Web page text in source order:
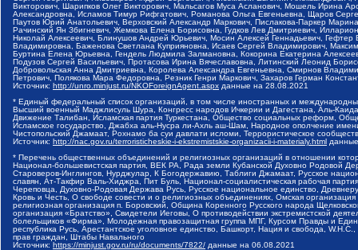
Викторович, Шарипков Олег Викторович, Мальсагов Муса Асланович, Мошель Ирина
Александровна, Исламов Тимур Рифгатович, Романова Ольга Евгеньевна, Щаров
Паутов Юрий Анатольевич, Верховский Александр Маркович, Пислакова-Паркер
Рачинский Ян Збигневич, Жемкова Елена Борисовна, Гудков Лев Дмитриевич,
Николай Алексеевич, Блинушов Андрей Юрьевич, Мосин Алексей Геннадьевич,
Владимировна, Баженова Светлана Куприяновна, Исаев Сергей Владимирович,
Буртина Елена Юрьевна, Гендель Людмила Залмановна, Кокорина Екатерина
Подузов Сергей Васильевич, Протасова Ирина Вячеславовна, Литинский Леонид
Добровольская Анна Дмитриевна, Королева Александра Евгеньевна, Смирнов
Петрович, Полякова Мара Федоровна, Резник Генри Маркович, Захаров Герман
Источник: http://unro.minjust.ru/NKOForeignAgent.aspx данные на 28.08.2021
* Единый федеральный список организаций, в том числе иностранных и
Высший военный Маджлисуль Шура, Конгресс народов Ичкерии и Дагестана, Аль-
Движение Талибан, Исламская партия Туркестана, Общество социальных реформ,
Исламское государство, Джабха аль-Нусра ли-Ахль аш-Шам, Народное ополчение
Чистопольский Джамаат, Рохнамо ба суи давлати исломи, Террористическое
Источник: http://nac.gov.ru/terroristicheskie-i-ekstremistskie-organizacii-i-materialy.html
* Перечень общественных объединений и религиозных организаций в отношении
Национал-большевистская партия, ВЕК РА, Рада земли Кубанской Духовно Родовой
Староверов-Инглингов, Нурджулар, К Богодержавию, Таблиги Джамаат, Русское
славян, Ат-Такфир Валь-Хиджра, Пит Буль, Национал-социалистическая рабочая
Череповца, Духовно-Родовая Держава Русь, Русское национальное единство,
Кровь и Честь, О свободе совести и о религиозных объединениях, Омская
религиозная организация п. Боровский, Община Коренного Русского народа
организация «Братство», Свидетели Иеговы, О противодействии экстремистской
болельщиков «Фирма», Молодежная правозащитная группа МПГ, Курсом Правды и
республика Русь, Арестантское уголовное единство, Башкорт, Нация и свобода,
прав граждан, Штабы Навального
Источник: https://minjust.gov.ru/ru/documents/7822/ данные на 06.08.2021